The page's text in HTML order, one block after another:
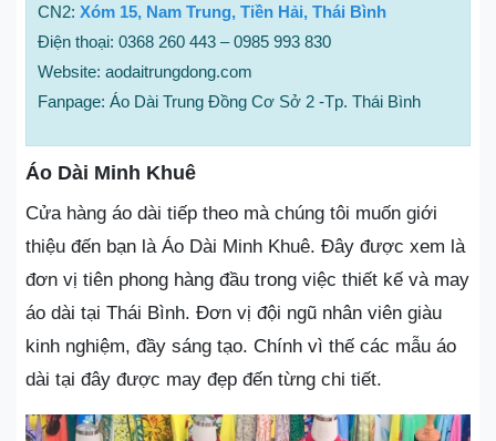
CN2: Xóm 15, Nam Trung, Tiền Hải, Thái Bình
Điện thoại: 0368 260 443 – 0985 993 830
Website: aodaitrungdong.com
Fanpage: Áo Dài Trung Đồng Cơ Sở 2 -Tp. Thái Bình
Áo Dài Minh Khuê
Cửa hàng áo dài tiếp theo mà chúng tôi muốn giới
thiệu đến bạn là Áo Dài Minh Khuê. Đây được xem là
đơn vị tiên phong hàng đầu trong việc thiết kế và may
áo dài tại Thái Bình. Đơn vị đội ngũ nhân viên giàu
kinh nghiệm, đầy sáng tạo. Chính vì thế các mẫu áo
dài tại đây được may đẹp đến từng chi tiết.